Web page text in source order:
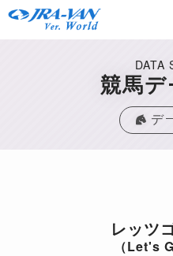
DATA
競馬
デ
レッツ
（Let's